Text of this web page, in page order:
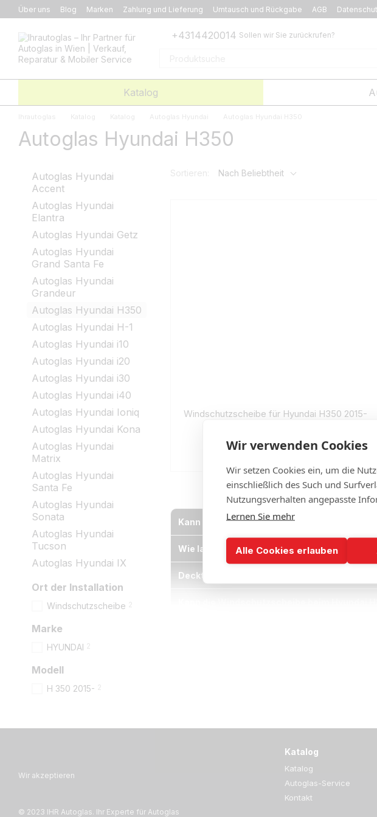
Перейти к основному контенту
Über uns Blog Marken Zahlung und Lieferung Umtausch und Rückgabe AGB
+4314420014 Sollen wir Sie zurückrufen?
Katalog
Ihrautoglas Katalog Katalog Autoglas Hyundai Autoglas Hyundai H350
Autoglas Hyundai H350
Sortieren: Nach Beliebtheit
Kann eine beschädigte Windschutzscheibe
Wie lange dauert der Austausch der
Deckt meine Versicherung die Kosten für
Windschutzscheibe für Hyundai H350 2015-
€276
Autoglas Hyundai
Accent
Autoglas Hyundai
Elantra
Autoglas Hyundai Getz
Autoglas Hyundai
Grand Santa Fe
Autoglas Hyundai
Grandeur
Autoglas Hyundai H350
Autoglas Hyundai H-1
Autoglas Hyundai i10
Autoglas Hyundai i20
Autoglas Hyundai i30
Autoglas Hyundai i40
Autoglas Hyundai Ioniq
Autoglas Hyundai Kona
Autoglas Hyundai
Matrix
Autoglas Hyundai
Santa Fe
Autoglas Hyundai
Sonata
Autoglas Hyundai
Tucson
Autoglas Hyundai IX
Ort der Installation
Windschutzscheibe 2
Marke
HYUNDAI 2
Modell
H 350 2015- 2
Wir akzeptieren
© 2023 IHR Autoglas. Ihr Experte für Autoglas
Katalog
Katalog
Autoglas-Service
Kontakt
Wir verwenden Cookies
Wir setzen Cookies ein, um die
einschließlich des Such und
Nutzungsverhalten angepasste
Lernen Sie mehr
Alle Cookies erlauben